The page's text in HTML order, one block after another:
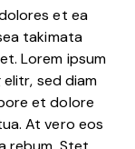
et ea
takimata
Lorem ipsum
sed diam
et dolore
At vero eos